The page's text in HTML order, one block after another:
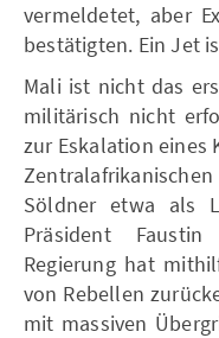
vermeldetet, aber
bestätigten. Ein Jet
Mali ist nicht das
militärisch nicht
zur Eskalation eines
Söldner etwa als
Präsident
Regierung hat
von Rebellen
mit massiven